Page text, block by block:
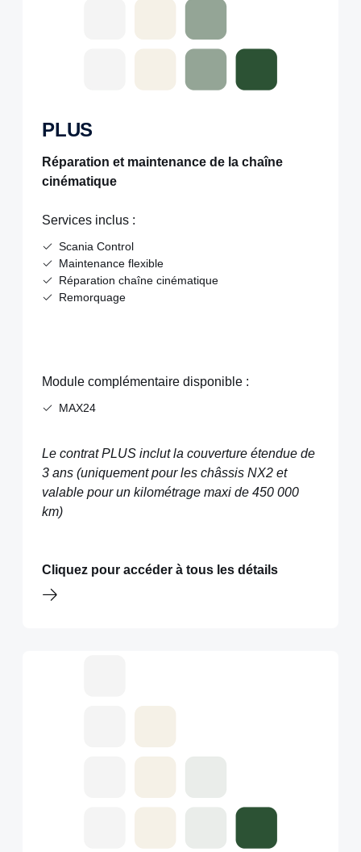
PLUS
Réparation et maintenance de la chaîne
cinématique
Services inclus :
Scania Control
Maintenance flexible
Réparation chaîne cinématique
Remorquage
Module complémentaire disponible :
MAX24
Le contrat PLUS inclut la couverture étendue de
3 ans (uniquement pour les châssis NX2 et
valable pour un kilométrage maxi de 450 000
km)
Cliquez pour accéder à tous les détails